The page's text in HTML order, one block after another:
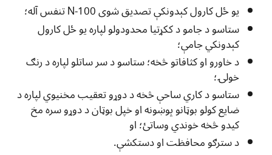
یو ځل کارول کېدونکې تصدیق شوی N-100 تنفس آله؛
ستاسو د جامو د ککړتیا محدودولو لپاره یو ځل کارول
کېدونکي جامې؛
د خاورو او کثافاتو څخه؛ ستاسو د سر ساتلو لپاره د رنګ
خولۍ؛
ستاسو د کاري ساحې څخه د دوړو تعقیب مخنیوي لپاره د
ضايع کولو بوټانو پوښونه او خپل بوټان د دوړو سره مخ
کیدو څخه خوندي وساتئ؛ او
د سترګو محافظت او دستکشې.